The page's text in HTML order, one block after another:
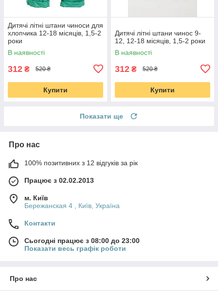
Дитячі літні штани чиноси для
хлопчика 12-18 місяців, 1,5-2
роки
В наявності
312 ₴ 520 ₴
Купити
Дитячі літні штани чинос 9-
12, 12-18 місяців, 1,5-2 роки
В наявності
312 ₴ 520 ₴
Купити
Показати ще
Про нас
100% позитивних з 12 відгуків за рік
Працює з 02.02.2013
м. Київ
Бережанская 4 , Київ, Україна
Контакти
Сьогодні працює з 08:00 до 23:00
Показати весь графік роботи
Про нас